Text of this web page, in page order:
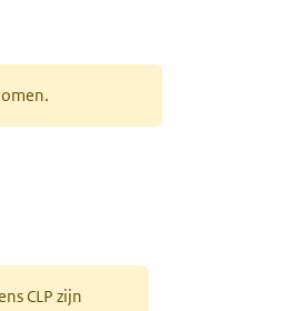
CLP zijn